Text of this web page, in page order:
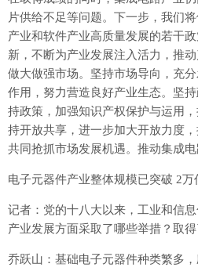
片供给不足等问题。下一步，我们
产业和软件产业高质量发展的若干
新，不断为产业发展注入活力，推
做大做强市场。坚持市场导向，充
作用，努力营造良好产业生态。坚
持政策，加强知识产权保护与运用
持开放共享，进一步加大开放力度
共同抢抓市场发展机遇。推动集成电
电子元器件产业整体规模已突破 2万
记者：党的十八大以来，工业和信
产业发展方面采取了哪些举措？取
乔跃山：基础电子元器件种类繁多